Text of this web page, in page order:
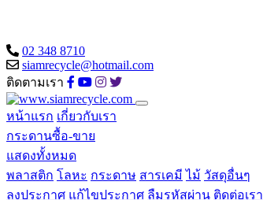
02 348 8710
siamrecycle@hotmail.com
ติดตามเรา
หน้าแรก เกี่ยวกับเรา
กระดานซื้อ-ขาย
แสดงทั้งหมด
พลาสติก โลหะ กระดาษ สารเคมี ไม้ วัสดุอื่นๆ
ลงประกาศ แก้ไขประกาศ ลืมรหัสผ่าน ติดต่อเรา